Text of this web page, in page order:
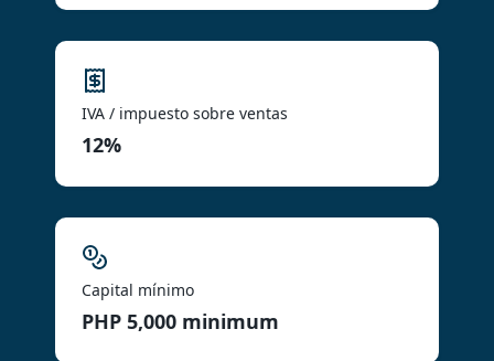
IVA / impuesto sobre ventas
12%
Capital mínimo
PHP 5,000 minimum